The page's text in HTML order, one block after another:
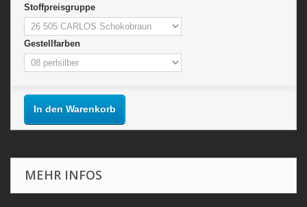
Stoffpreisgruppe
Gestellfarben
In den Warenkorb
MEHR INFOS